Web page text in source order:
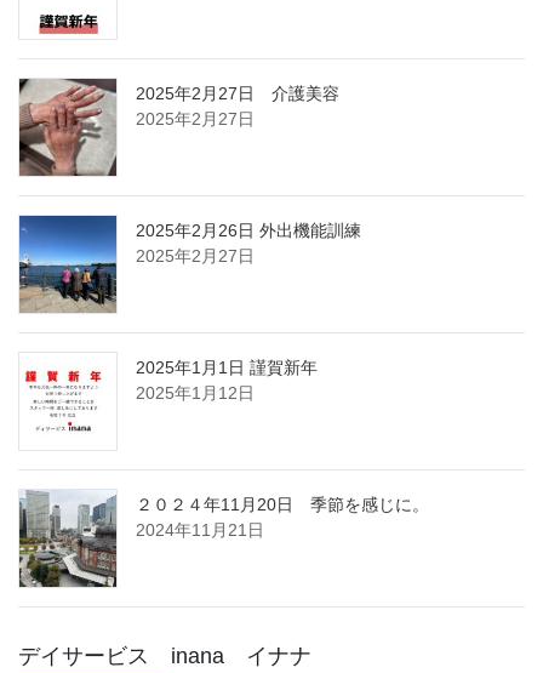
2025年2月27日 介護美容
2025年2月27日
2025年2月26日 外出機能訓練
2025年2月27日
2025年1月1日 謹賀新年
2025年1月12日
２０２４年11月20日 季節を感じに。
2024年11月21日
デイサービス inana イナナ